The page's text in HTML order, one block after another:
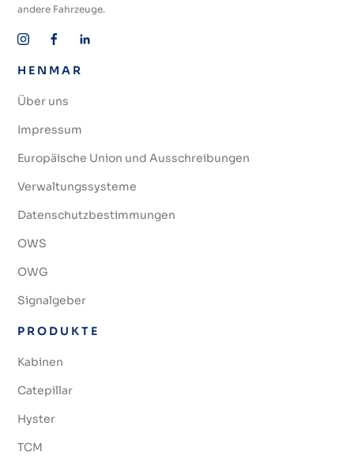
andere Fahrzeuge.
HENMAR
Über uns
Impressum
Europäische Union und Ausschreibungen
Verwaltungssysteme
Datenschutzbestimmungen
OWS
OWG
Signalgeber
PRODUKTE
Kabinen
Catepillar
Hyster
TCM